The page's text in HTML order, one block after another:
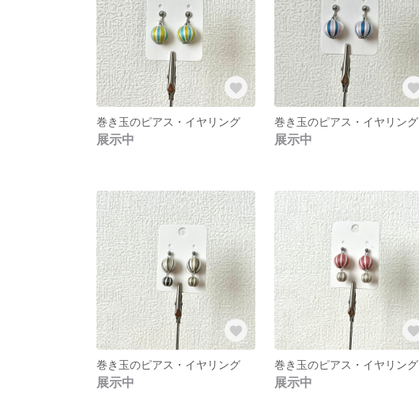
巻き玉のピアス・イヤリング
展示中
巻き玉のピアス・イヤリング
展示中
巻き玉のピアス・イヤリング
展示中
巻き玉のピアス・イヤリング
展示中